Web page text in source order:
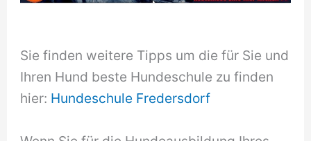
Sie finden weitere Tipps um die für Sie und
Ihren Hund beste Hundeschule zu finden
hier: Hundeschule Fredersdorf